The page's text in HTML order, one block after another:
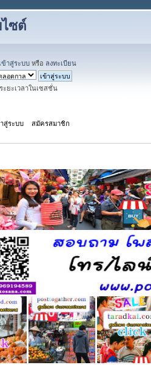
ซต์
เข้าสู่ระบบ หรือ ลงทะเบียน
ยะเวลาในเซสชั่น
สู่ระบบ สมัครสมาชิก